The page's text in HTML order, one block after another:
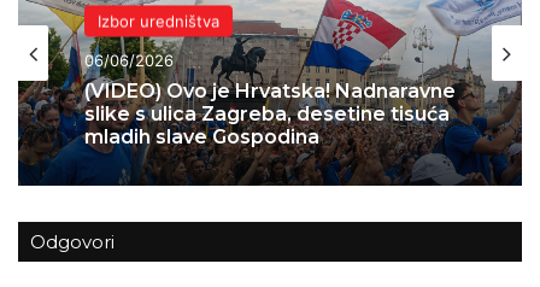
Izbor uredništva
06/06/2026
(VIDEO) Ovo je Hrvatska! Nadnaravne
slike s ulica Zagreba, desetine tisuća
Domovina
04/06/2026
Skok 2 – operacija koja je spasila
Bihać – 1995.
Odgovori